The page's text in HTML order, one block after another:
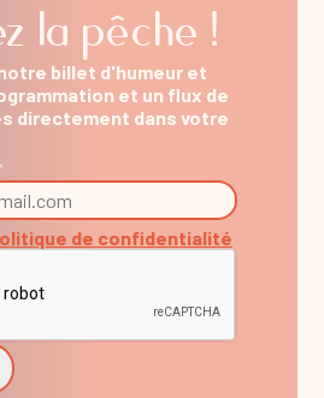
la pêche !
billet d'humeur et
et un flux de
directement dans votre
de confidentialité